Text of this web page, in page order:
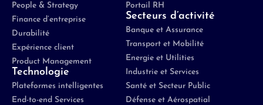
People & Strategy
Finance d’entreprise
Durabilité
Expérience client
Product Management
Technologie
Plateformes intelligentes
End-to-end Services
Portail RH
Secteurs d’activité
Banque et Assurance
Transport et Mobilité
Energie et Utilities
Industrie et Services
Santé et Secteur Public
Défense et Aérospatial